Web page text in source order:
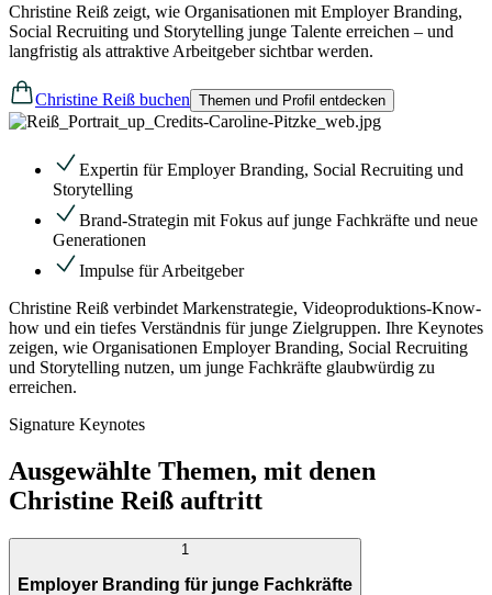
Christine Reiß zeigt, wie Organisationen mit Employer Branding,
Social Recruiting und Storytelling junge Talente erreichen – und
langfristig als attraktive Arbeitgeber sichtbar werden.
Christine Reiß buchen Themen und Profil entdecken
Expertin für Employer Branding, Social Recruiting und
Storytelling
Brand-Strategin mit Fokus auf junge Fachkräfte und neue
Generationen
Impulse für Arbeitgeber
Christine Reiß verbindet Markenstrategie, Videoproduktions-Know-
how und ein tiefes Verständnis für junge Zielgruppen. Ihre Keynotes
zeigen, wie Organisationen Employer Branding, Social Recruiting
und Storytelling nutzen, um junge Fachkräfte glaubwürdig zu
erreichen.
Signature Keynotes
Ausgewählte Themen, mit denen
Christine Reiß auftritt
1
Employer Branding für junge Fachkräfte